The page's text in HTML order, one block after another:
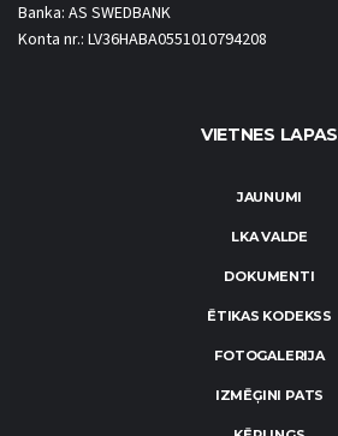
Banka: AS SWEDBANK
Konta nr.: LV36HABA0551010794208
VIETNES LAPAS
JAUNUMI
LKA VALDE
DOKUMENTI
ĒTIKAS KODEKSS
FOTOGALERIJA
IZMĒĢINI PATS